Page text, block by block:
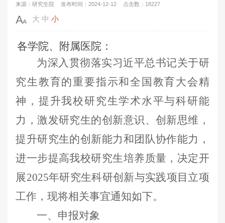
来源：研究生院 发布时间：2024-12-12 点击数：18227
大 中 小
各学院、附属医院 ：
为深入贯彻落实习近平总书记关于研
究生教育的重要指示和全国教育大会精
神，提升我校研究生学术水平与科研能
力 ，激发研究生的创新意识、创新思维，
提升研究生的创新能力和团队协作能力，
进一步提高我校研究生培养质量，决定开
展2025年研究生科研创新与实践项目立项
工作，现将相关事宜通知如下。
一、 申报对象